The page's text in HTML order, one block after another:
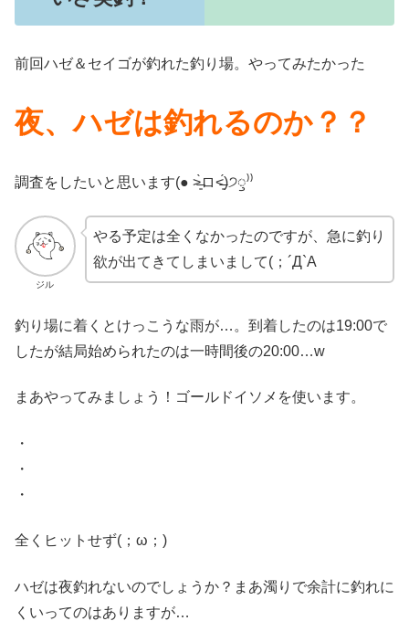
前回ハゼ＆セイゴが釣れた釣り場。やってみたかった
夜、ハゼは釣れるのか？？
調査をしたいと思います(● ˃̶͈̀ロ˂̶͈́)੭ꠥ⁾⁾
ジル
やる予定は全くなかったのですが、急に釣り
欲が出てきてしまいまして(；´Д`A
釣り場に着くとけっこうな雨が…。到着したのは19:00で
したが結局始められたのは一時間後の20:00…w
まあやってみましょう！ゴールドイソメを使います。
・
・
・
全くヒットせず(；ω；)
ハゼは夜釣れないのでしょうか？まあ濁りで余計に釣れに
くいってのはありますが…